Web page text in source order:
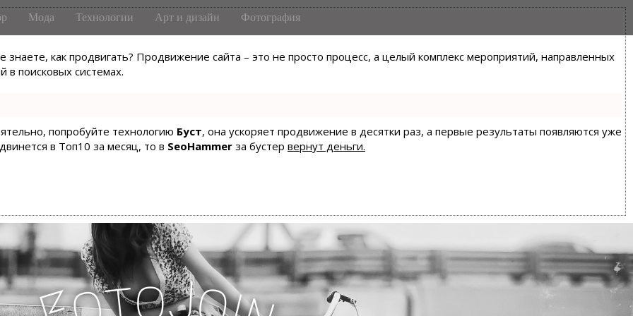
знаете, как продвигать? Продвижение сайта – это не просто процесс, а целый комплекс мероприятий, направленных
поисковых системах.
попробуйте технологию Буст, она ускоряет продвижение в десятки раз, а первые результаты появляются уже
в Топ10 за месяц, то в SeoHammer за бустер вернут деньги.
Мода Технологии Арт и дизайн Фотография
toJ